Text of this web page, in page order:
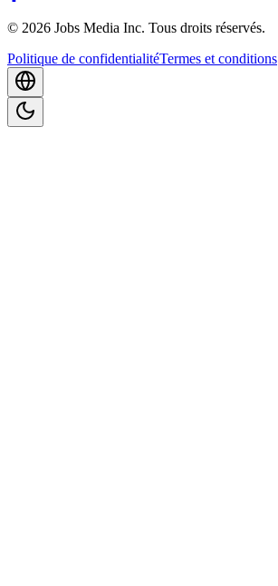
© 2026 Jobs Media Inc. Tous droits réservés.
Politique de confidentialitéTermes et conditions